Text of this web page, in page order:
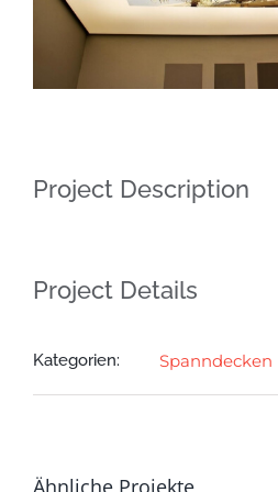
Project Description
Project Details
Kategorien: Spanndecken
Ähnliche Projekte